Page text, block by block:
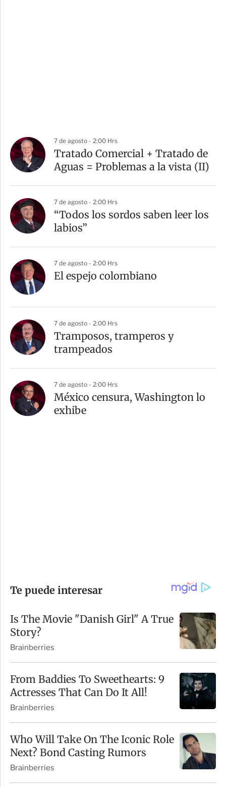
7 de agosto - 2:00 Hrs
Tratado Comercial + Tratado de
Aguas = Problemas a la vista (II)
7 de agosto - 2:00 Hrs
“Todos los sordos saben leer los
labios”
7 de agosto - 2:00 Hrs
El espejo colombiano
7 de agosto - 2:00 Hrs
Tramposos, tramperos y
trampeados
7 de agosto - 2:00 Hrs
México censura, Washington lo
exhibe